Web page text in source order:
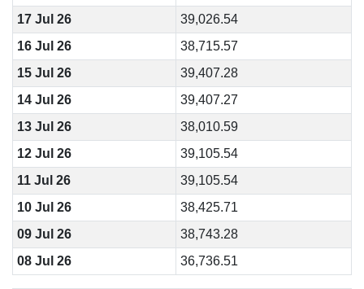
17 Jul 26
39,026.54
16 Jul 26
38,715.57
15 Jul 26
39,407.28
14 Jul 26
39,407.27
13 Jul 26
38,010.59
12 Jul 26
39,105.54
11 Jul 26
39,105.54
10 Jul 26
38,425.71
09 Jul 26
38,743.28
08 Jul 26
36,736.51